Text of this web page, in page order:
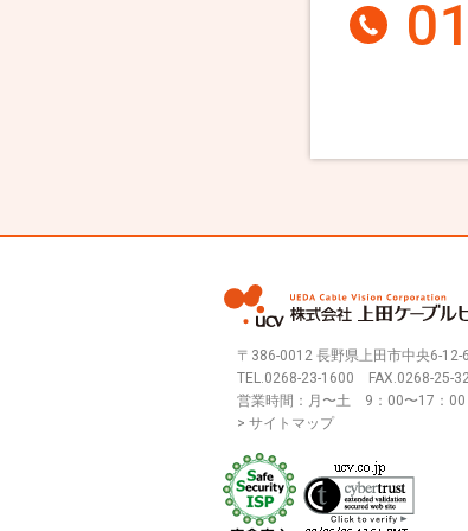
〒386-0012 長野県上田市中央6-12-6
TEL.0268-23-1600 FAX.0268-25-
営業時間：月〜土 9：00〜17：00
> サイトマップ